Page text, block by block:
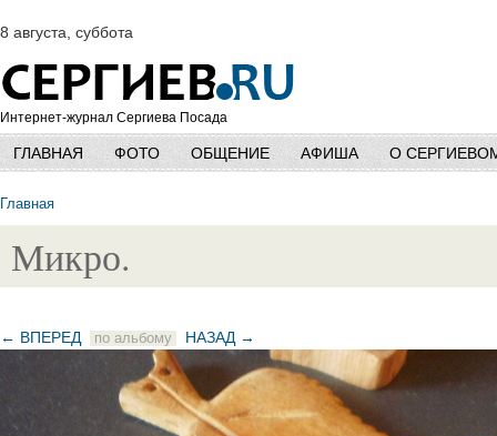
8 августа, суббота
Интернет-журнал Сергиева Посада
ГЛАВНАЯ ФОТО ОБЩЕНИЕ АФИША О
Главная
Микро.
← ВПЕРЕД по альбому НАЗАД →